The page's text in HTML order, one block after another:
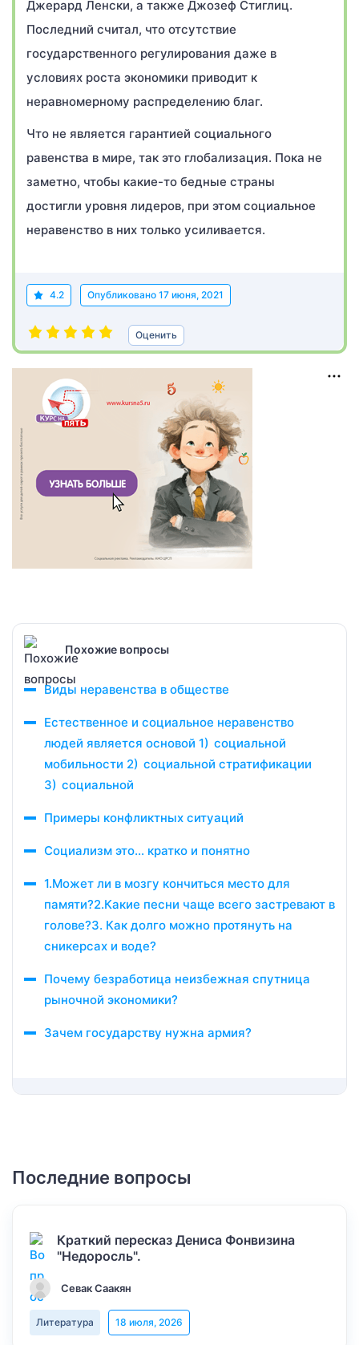
Джерард Ленски, а также Джозеф Стиглиц.
Последний считал, что отсутствие
государственного регулирования даже в
условиях роста экономики приводит к
неравномерному распределению благ.
Что не является гарантией социального
равенства в мире, так это глобализация. Пока не
заметно, чтобы какие-то бедные страны
достигли уровня лидеров, при этом социальное
неравенство в них только усиливается.
4.2 Опубликовано 17 июня, 2021
Оценить
Похожие вопросы
Виды неравенства в обществе
Естественное и социальное неравенство
людей является основой 1) социальной
мобильности 2) социальной стратификации
3) социальной
Примеры конфликтных ситуаций
Социализм это… кратко и понятно
1.Может ли в мозгу кончиться место для
памяти?2.Какие песни чаще всего застревают в
голове?3. Как долго можно протянуть на
сникерсах и воде?
Почему безработица неизбежная спутница
рыночной экономики?
Зачем государству нужна армия?
Последние вопросы
Краткий пересказ Дениса Фонвизина
"Недоросль".
Севак Саакян
Литература 18 июля, 2026